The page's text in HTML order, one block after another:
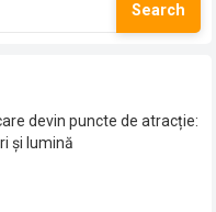
Search
devin puncte de atracție:
și lumină